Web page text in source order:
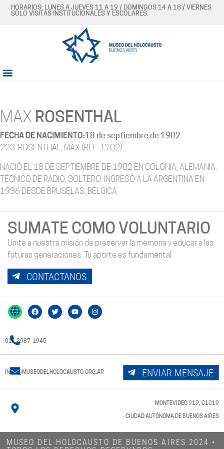
HORARIOS: LUNES A JUEVES 11 A 19 / DOMINGOS 14 A 18 / VIERNES
SÓLO VISITAS INSTITUCIONALES Y ESCOLARES.
MAX ROSENTHAL
FECHA DE NACIMIENTO:18 de septiembre de 1902
223. ROSENTHAL, MAX (REF. 1702)
NACIÓ EL 18 DE SEPTIEMBRE DE 1902 EN COLONIA, ALEMANIA.
TÉCNICO DE RADIO, SOLTERO. INGRESÓ A LA ARGENTINA EN
1936 DESDE BRUSELAS, BÉLGICA.
SUMATE COMO VOLUNTARIO
Unite a nuestra misión de preservar la memoria y educar a las
futuras generaciones. Tu aporte es fundamental.
CONTACTANOS
011 3987-1945
INFO@MUSEODELHOLOCAUSTO.ORG.AR ENVIAR MENSAJE
MONTEVIDEO 919, C1019
- CIUDAD AUTÓNOMA DE BUENOS AIRES
MUSEO DEL HOLOCAUSTO DE BUENOS AIRES 2024​ •